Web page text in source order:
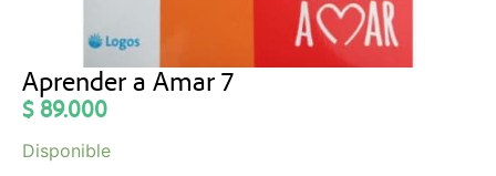
Aprender a Amar 7
$ 89.000
Disponible